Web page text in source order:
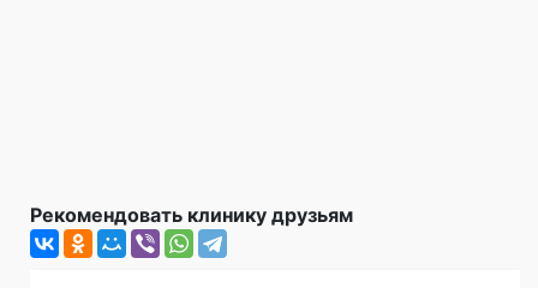
Рекомендовать клинику друзьям